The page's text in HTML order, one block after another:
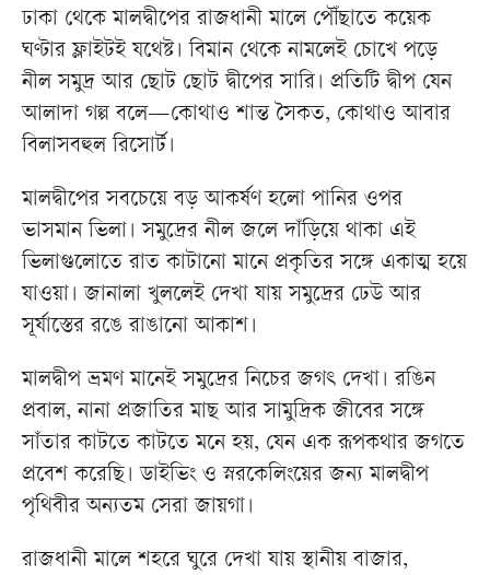
ঢাকা থেকে মালদ্বীপের রাজধানী মালে পৌঁছাতে কয়েক
ঘণ্টার ফ্লাইটই যথেষ্ট। বিমান থেকে নামলেই চোখে পড়ে
নীল সমুদ্র আর ছোট ছোট দ্বীপের সারি। প্রতিটি দ্বীপ যেন
আলাদা গল্প বলে—কোথাও শান্ত সৈকত, কোথাও আবার
বিলাসবহুল রিসোর্ট।
মালদ্বীপের সবচেয়ে বড় আকর্ষণ হলো পানির ওপর
ভাসমান ভিলা। সমুদ্রের নীল জলে দাঁড়িয়ে থাকা এই
ভিলাগুলোতে রাত কাটানো মানে প্রকৃতির সঙ্গে একাত্ম হয়ে
যাওয়া। জানালা খুললেই দেখা যায় সমুদ্রের ঢেউ আর
সূর্যাস্তের রঙে রাঙানো আকাশ।
মালদ্বীপ ভ্রমণ মানেই সমুদ্রের নিচের জগৎ দেখা। রঙিন
প্রবাল, নানা প্রজাতির মাছ আর সামুদ্রিক জীবের সঙ্গে
সাঁতার কাটতে কাটতে মনে হয়, যেন এক রূপকথার জগতে
প্রবেশ করেছি। ডাইভিং ও স্নরকেলিংয়ের জন্য মালদ্বীপ
পৃথিবীর অন্যতম সেরা জায়গা।
রাজধানী মালে শহরে ঘুরে দেখা যায় স্থানীয় বাজার,